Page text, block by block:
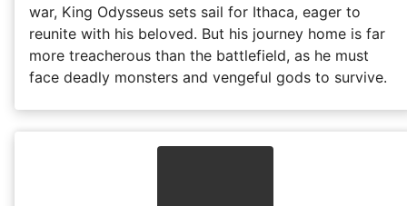
war, King Odysseus sets sail for Ithaca, eager to
reunite with his beloved. But his journey home is far
more treacherous than the battlefield, as he must
face deadly monsters and vengeful gods to survive.